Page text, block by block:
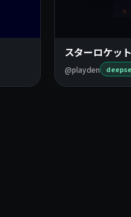
スターロケット
@playden